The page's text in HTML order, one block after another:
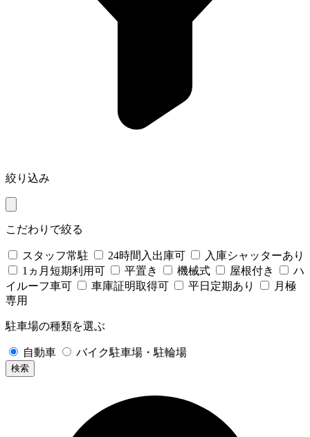
絞り込み
こだわりで絞る
スタッフ常駐 24時間入出庫可
入庫シャッターあり
1ヵ月短期利用可
平置き 機械式 屋根付き
ハ
イルーフ車可
車庫証明取得可 平日定期あり
月極
専用
駐車場の種類を選ぶ
自動車 バイク駐車場・駐輪場
検索